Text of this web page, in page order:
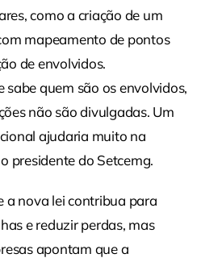
como a criação de um
mapeamento de pontos
de envolvidos.
sabe quem são os envolvidos,
não são divulgadas. Um
ajudaria muito na
presidente do Setcemg.
a nova lei contribua para
e reduzir perdas, mas
apontam que a